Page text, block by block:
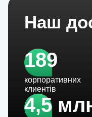
Наш
189
корпоративних
клиентів
4,5